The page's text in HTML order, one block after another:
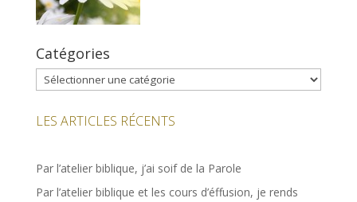
Catégories
Catégories
LES ARTICLES RÉCENTS
Par l’atelier biblique, j’ai soif de la Parole
Par l’atelier biblique et les cours d’éffusion, je rends